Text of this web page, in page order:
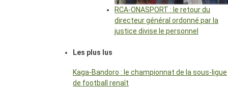
RCA-ONASPORT : le retour du
directeur général ordonné par la
justice divise le personnel
Les plus lus
Kaga-Bandoro : le championnat de la sous-ligue
de football renaît